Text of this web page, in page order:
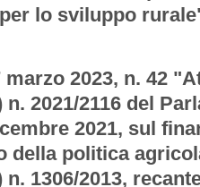
lo sviluppo
marzo 2023, n. 42
n. 2021/2116 del
2021, sul
della politica
n. 1306/2013,